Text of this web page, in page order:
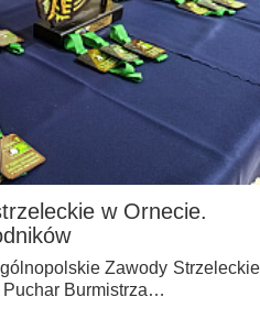
w Ornecie.
Zawody Strzeleckie
Puchar Burmistrza…